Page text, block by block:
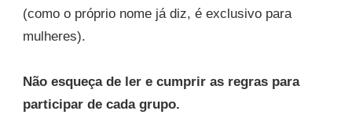
(como o próprio nome já diz, é exclusivo para
mulheres).
Não esqueça de ler e cumprir as regras para
participar de cada grupo.